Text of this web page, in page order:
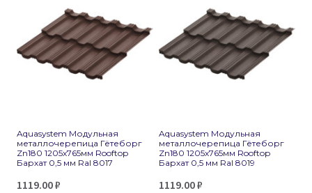
Aquasystem Модульная
металлочерепица Гётеборг
Zn180 1205х765мм Rooftop
Бархат 0,5 мм Ral 8017
1119.00₽
Aquasystem Модульная
металлочерепица Гётеборг
Zn180 1205х765мм Rooftop
Бархат 0,5 мм Ral 8019
1119.00₽